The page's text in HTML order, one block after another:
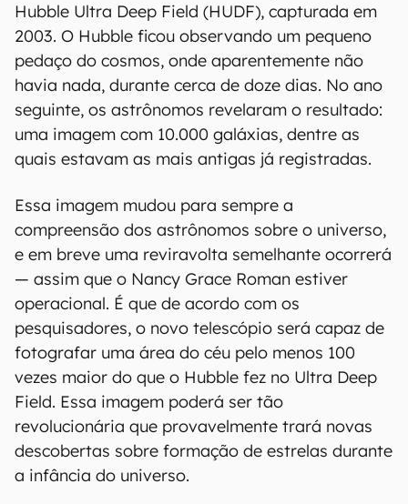
Hubble Ultra Deep Field (HUDF), capturada em
2003. O Hubble ficou observando um pequeno
pedaço do cosmos, onde aparentemente não
havia nada, durante cerca de doze dias. No ano
seguinte, os astrônomos revelaram o resultado:
uma imagem com 10.000 galáxias, dentre as
quais estavam as mais antigas já registradas.
Essa imagem mudou para sempre a
compreensão dos astrônomos sobre o universo,
e em breve uma reviravolta semelhante ocorrerá
— assim que o Nancy Grace Roman estiver
operacional. É que de acordo com os
pesquisadores, o novo telescópio será capaz de
fotografar uma área do céu pelo menos 100
vezes maior do que o Hubble fez no Ultra Deep
Field. Essa imagem poderá ser tão
revolucionária que provavelmente trará novas
descobertas sobre formação de estrelas durante
a infância do universo.